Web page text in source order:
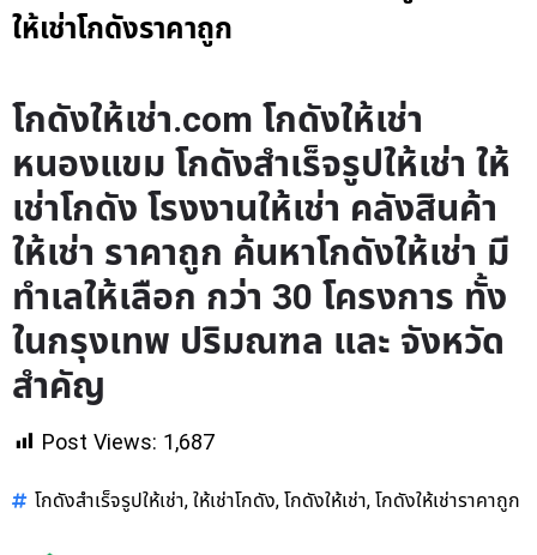
ให้เช่าโกดังราคาถูก
โกดังให้เช่า.com โกดังให้เช่า
หนองแขม โกดังสำเร็จรูปให้เช่า ให้
เช่าโกดัง โรงงานให้เช่า คลังสินค้า
ให้เช่า ราคาถูก ค้นหาโกดังให้เช่า มี
ทำเลให้เลือก กว่า 30 โครงการ ทั้ง
ในกรุงเทพ ปริมณฑล และ จังหวัด
สำคัญ
Post Views: 1,687
โกดังสำเร็จรูปให้เช่า, ให้เช่าโกดัง, โกดังให้เช่า, โกดังให้เช่าราคาถูก